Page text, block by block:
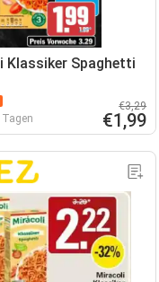
Klassiker Spaghetti
€3,29
€1,99